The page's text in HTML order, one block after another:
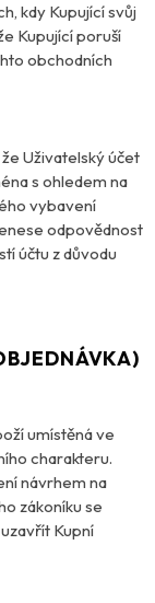
kdy Kupující svůj
Kupující poruší
obchodních
Uživatelský účet
s ohledem na
vybavení
odpovědnost
účtu z důvodu
umístěná ve
charakteru.
návrhem na
zákoníku se
Kupní